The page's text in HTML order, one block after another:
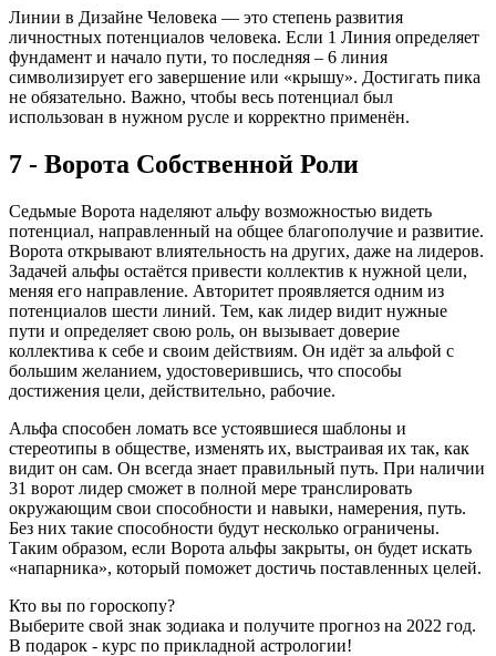
Линии в Дизайне Человека — это степень развития
личностных потенциалов человека. Если 1 Линия определяет
фундамент и начало пути, то последняя – 6 линия
символизирует его завершение или «крышу». Достигать пика
не обязательно. Важно, чтобы весь потенциал был
использован в нужном русле и корректно применён.
7 - Ворота Собственной Роли
Седьмые Ворота наделяют альфу возможностью видеть
потенциал, направленный на общее благополучие и развитие.
Ворота открывают влиятельность на других, даже на лидеров.
Задачей альфы остаётся привести коллектив к нужной цели,
меняя его направление. Авторитет проявляется одним из
потенциалов шести линий. Тем, как лидер видит нужные
пути и определяет свою роль, он вызывает доверие
коллектива к себе и своим действиям. Он идёт за альфой с
большим желанием, удостоверившись, что способы
достижения цели, действительно, рабочие.
Альфа способен ломать все устоявшиеся шаблоны и
стереотипы в обществе, изменять их, выстраивая их так, как
видит он сам. Он всегда знает правильный путь. При наличии
31 ворот лидер сможет в полной мере транслировать
окружающим свои способности и навыки, намерения, путь.
Без них такие способности будут несколько ограничены.
Таким образом, если Ворота альфы закрыты, он будет искать
«напарника», который поможет достичь поставленных целей.
Кто вы по гороскопу?
Выберите свой знак зодиака и получите прогноз на 2022 год.
В подарок - курс по прикладной астрологии!